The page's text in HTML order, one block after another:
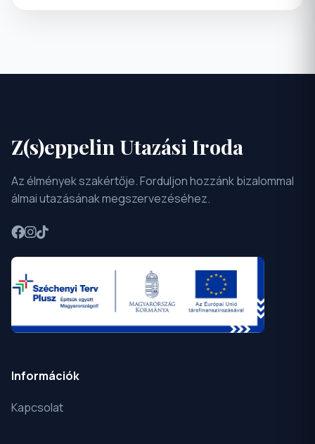
Z(s)eppelin Utazási Iroda
Az élmények szakértője. Forduljon hozzánk bizalommal
álmai utazásának megszervezéséhez.
Információk
Kapcsolat